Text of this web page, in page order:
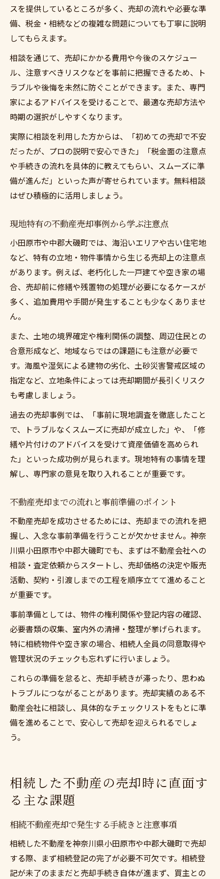
スを提供しているところが多く、売却の流れや必要な準
備、税金・相続などの複雑な問題についても丁寧に説明
してもらえます。
相談を通じて、売却にかかる費用や今後のスケジュー
ル、注意すべきリスクなどを事前に把握できるため、ト
ラブルや後悔を未然に防ぐことができます。また、専門
家によるアドバイスを受けることで、最適な売却方法や
時期の選択がしやすくなります。
実際に相談を利用した方からは、「初めての売却で不安
だったが、プロの説明で安心できた」「税金面の注意点
や手続きの流れを具体的に教えてもらい、スムーズに準
備が進んだ」といった声が寄せられています。無料相談
はぜひ積極的に活用しましょう。
現地特有の不動産売却事例から学ぶ注意点
小田原市や中郡大磯町では、海沿いエリアや古い住宅地
など、特有の立地・物件事情から生じる売却上の注意点
があります。例えば、老朽化した一戸建てや空き家の場
合、売却前に修繕や残置物の処理が必要になるケースが
多く、追加費用や手間が発生することも少なくありませ
ん。
また、土地の境界確定や権利関係の調整、周辺住民との
合意形成など、地域ならではの課題にも注意が必要で
す。海風や湿気による建物の劣化、土砂災害警戒区域の
指定など、立地条件によっては売却期間が長引くリスク
も考慮しましょう。
過去の売却事例では、「事前に現地調査を徹底したこと
で、トラブルなくスムーズに売却が成立した」や、「修
繕や片付けのアドバイスを受けて資産価値を高められ
た」といった成功例が見られます。現地特有の事情を理
解し、専門家の意見を取り入れることが重要です。
不動産売却までの流れと事前準備のポイント
不動産売却を成功させるためには、売却までの流れを把
握し、入念な事前準備を行うことが欠かせません。神奈
川県小田原市や中郡大磯町でも、まずは不動産会社への
相談・査定依頼からスタートし、売却価格の決定や販売
活動、契約・引渡しまでの工程を順序立てて進めること
が重要です。
事前準備としては、物件の権利関係や登記内容の確認、
必要書類の収集、室内外の清掃・整理が挙げられます。
特に相続物件や空き家の場合、相続人全員の同意取得や
管理状況のチェックも忘れずに行いましょう。
これらの準備を怠ると、売却手続きが滞ったり、思わぬ
トラブルにつながることがあります。売却実績のある不
動産会社に相談し、具体的なチェックリストをもとに準
備を進めることで、安心して売却を迎えられるでしょ
う。
相続した不動産の売却時に直面す
る主な課題
相続不動産売却で発生する手続きと注意事項
相続した不動産を神奈川県小田原市や中郡大磯町で売却
する際、まず相続登記の完了が必要不可欠です。相続登
記が未了のままだと売却手続き自体が進まず、買主との